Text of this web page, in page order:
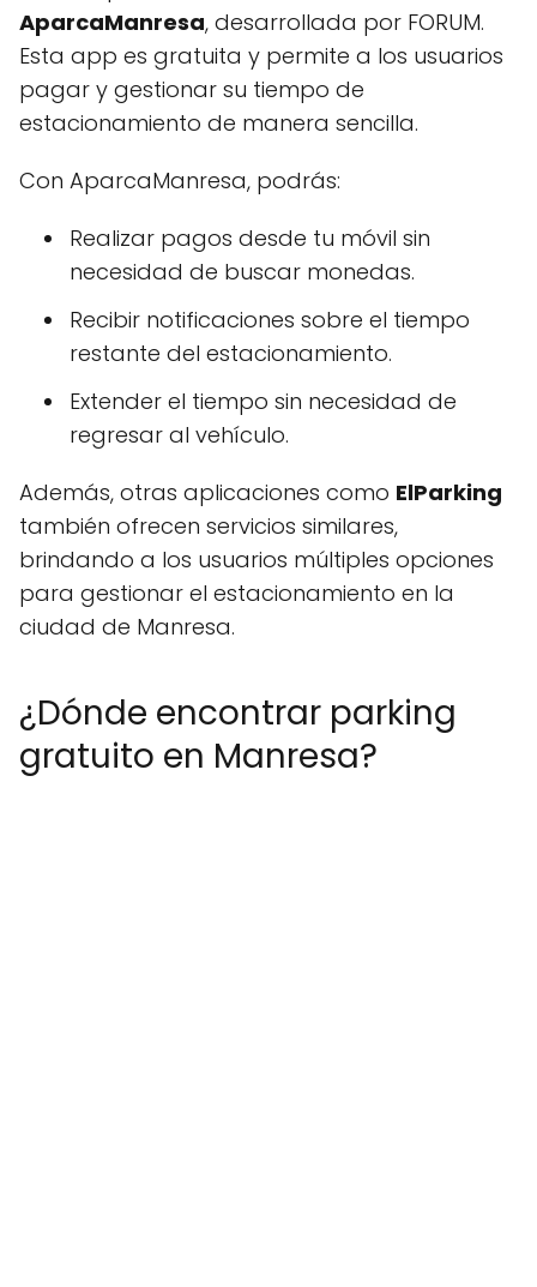
AparcaManresa, desarrollada por FORUM.
Esta app es gratuita y permite a los usuarios
pagar y gestionar su tiempo de
estacionamiento de manera sencilla.
Con AparcaManresa, podrás:
Realizar pagos desde tu móvil sin
necesidad de buscar monedas.
Recibir notificaciones sobre el tiempo
restante del estacionamiento.
Extender el tiempo sin necesidad de
regresar al vehículo.
Además, otras aplicaciones como ElParking
también ofrecen servicios similares,
brindando a los usuarios múltiples opciones
para gestionar el estacionamiento en la
ciudad de Manresa.
¿Dónde encontrar parking
gratuito en Manresa?